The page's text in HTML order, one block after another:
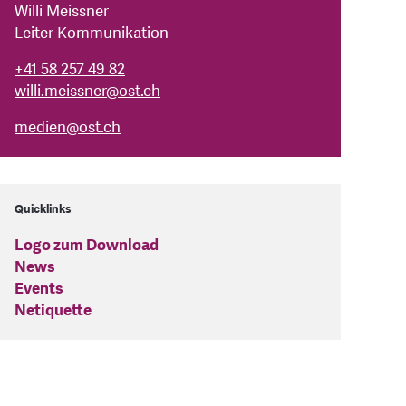
Willi Meissner
Leiter Kommunikation
+41 58 257 49 82
willi.meissner@ost.ch
medien@ost.ch
Quicklinks
Logo zum Download
News
Events
Netiquette